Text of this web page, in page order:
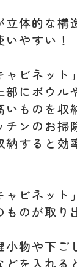
立体的な構
やすい！
ャビネット」
部にボウル
ものを収
チンのお掃
納すると効
ャビネット」
ものが取り
小物や下ご
どを入れる